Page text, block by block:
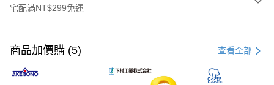
宅配滿NT$299免運
信用卡一次付款
LINE Pay
商品加價購 (5) 查看全部